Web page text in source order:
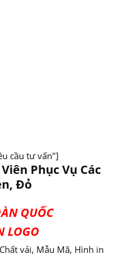
cầu tư vấn"]
Phục Vụ Các
Đỏ
QUỐC
LOGO
vải, Mẫu Mã, Hình in